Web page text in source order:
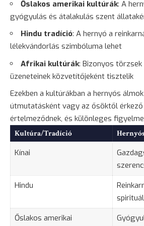
Őslakos amerikai kultúrák: A
gyógyulás és átalakulás szent
Hindu tradíció: A hernyó a
lélekvándorlás szimbóluma lehet
Afrikai kultúrák: Bizonyos
üzeneteinek közvetítőjeként tisztelik
Ezekben a kultúrákban a hernyós
útmutatásként vagy az ősöktől
értelmeződnek, és különleges
Kultúra/Tradíció
Kínai
Hindu
Őslakos amerikai